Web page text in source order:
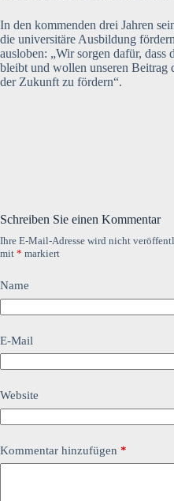
In den kommenden drei Jahren
die universitäre Ausbildung
ausloben: „Wir sorgen dafür,
bleibt und wollen unseren Beitrag
der Zukunft zu fördern“.
Schreiben Sie einen Kommentar
Ihre E-Mail-Adresse wird nicht
mit * markiert
Name
E-Mail
Website
Kommentar hinzufügen *